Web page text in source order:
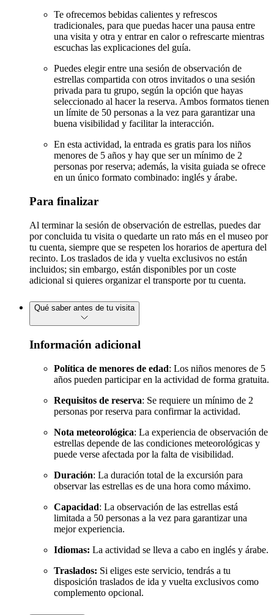
Te ofrecemos bebidas calientes y refrescos
tradicionales, para que puedas hacer una pausa entre
una visita y otra y entrar en calor o refrescarte mientras
escuchas las explicaciones del guía.
Puedes elegir entre una sesión de observación de
estrellas compartida con otros invitados o una sesión
privada para tu grupo, según la opción que hayas
seleccionado al hacer la reserva. Ambos formatos tienen
un límite de 50 personas a la vez para garantizar una
buena visibilidad y facilitar la interacción.
En esta actividad, la entrada es gratis para los niños
menores de 5 años y hay que ser un mínimo de 2
personas por reserva; además, la visita guiada se ofrece
en un único formato combinado: inglés y árabe.
Para finalizar
Al terminar la sesión de observación de estrellas, puedes dar
por concluida tu visita o quedarte un rato más en el museo por
tu cuenta, siempre que se respeten los horarios de apertura del
recinto. Los traslados de ida y vuelta exclusivos no están
incluidos; sin embargo, están disponibles por un coste
adicional si quieres organizar el transporte por tu cuenta.
Qué saber antes de tu visita
Información adicional
Política de menores de edad: Los niños menores de 5
años pueden participar en la actividad de forma gratuita.
Requisitos de reserva: Se requiere un mínimo de 2
personas por reserva para confirmar la actividad.
Nota meteorológica: La experiencia de observación de
estrellas depende de las condiciones meteorológicas y
puede verse afectada por la falta de visibilidad.
Duración: La duración total de la excursión para
observar las estrellas es de una hora como máximo.
Capacidad: La observación de las estrellas está
limitada a 50 personas a la vez para garantizar una
mejor experiencia.
Idiomas: La actividad se lleva a cabo en inglés y árabe.
Traslados: Si eliges este servicio, tendrás a tu
disposición traslados de ida y vuelta exclusivos como
complemento opcional.